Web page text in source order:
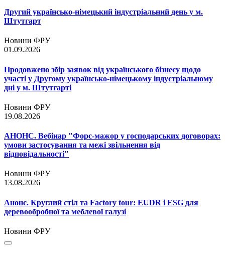
Другий українсько-німецький індустріальний день у м.
Штутгарт
Новини ФРУ
01.09.2026
Продовжено збір заявок від українського бізнесу щодо
участі у Другому українсько-німецькому індустріальному
дні у м. Штутгарті
Новини ФРУ
19.08.2026
АНОНС. Вебінар "Форс-мажор у господарських договорах:
умови застосування та межі звільнення від
відповідальності"
Новини ФРУ
13.08.2026
Анонс. Круглий стіл та Factory tour: EUDR і ESG для
деревообробної та меблевої галузі
Новини ФРУ